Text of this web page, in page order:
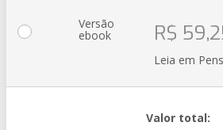
Versão
ebook R$
Leia em
Valor total: